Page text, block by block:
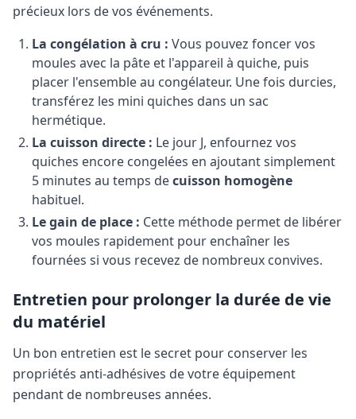
précieux lors de vos événements.
La congélation à cru : Vous pouvez foncer vos
moules avec la pâte et l'appareil à quiche, puis
placer l'ensemble au congélateur. Une fois durcies,
transférez les mini quiches dans un sac
hermétique.
La cuisson directe : Le jour J, enfournez vos
quiches encore congelées en ajoutant simplement
5 minutes au temps decuisson homogène
habituel.
Le gain de place : Cette méthode permet de libérer
vos moules rapidement pour enchaîner les
fournées si vous recevez de nombreux convives.
Entretien pour prolonger la durée de vie
du matériel
Un bon entretien est le secret pour conserver les
propriétés anti-adhésives de votre équipement
pendant de nombreuses années.